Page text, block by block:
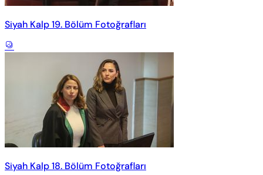
Siyah Kalp 19. Bölüm Fotoğrafları
Siyah Kalp 18. Bölüm Fotoğrafları